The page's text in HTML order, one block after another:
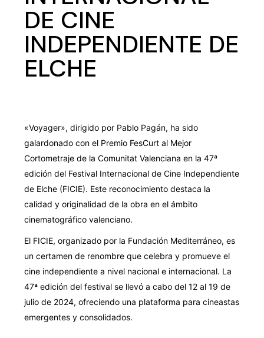
DE CINE
INDEPENDIENTE DE
ELCHE
«Voyager», dirigido por Pablo Pagán, ha sido
galardonado con el Premio FesCurt al Mejor
Cortometraje de la Comunitat Valenciana en la 47ª
edición del Festival Internacional de Cine Independiente
de Elche (FICIE). Este reconocimiento destaca la
calidad y originalidad de la obra en el ámbito
cinematográfico valenciano.
El FICIE, organizado por la Fundación Mediterráneo, es
un certamen de renombre que celebra y promueve el
cine independiente a nivel nacional e internacional. La
47ª edición del festival se llevó a cabo del 12 al 19 de
julio de 2024, ofreciendo una plataforma para cineastas
emergentes y consolidados.